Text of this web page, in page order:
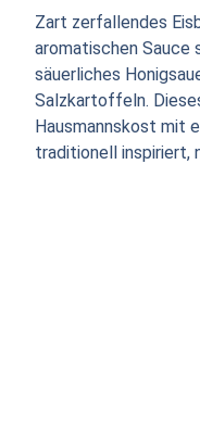
Zart zerfallendes
aromatischen
säuerliches
Salzkartoffeln.
Hausmannskost mit
traditionell inspiriert,